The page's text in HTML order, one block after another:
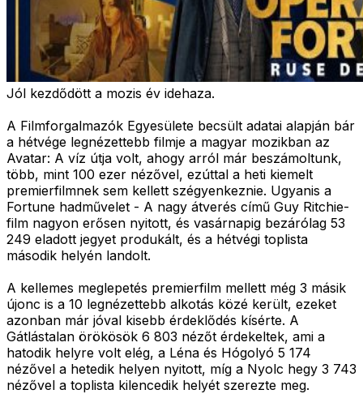
Jól kezdődött a mozis év idehaza.
A Filmforgalmazók Egyesülete becsült adatai alapján bár
a hétvége legnézettebb filmje a magyar mozikban az
Avatar: A víz útja volt, ahogy arról már beszámoltunk,
több, mint 100 ezer nézővel, ezúttal a heti kiemelt
premierfilmnek sem kellett szégyenkeznie. Ugyanis a
Fortune hadművelet - A nagy átverés című Guy Ritchie-
film nagyon erősen nyitott, és vasárnapig bezárólag 53
249 eladott jegyet produkált, és a hétvégi toplista
második helyén landolt.
A kellemes meglepetés premierfilm mellett még 3 másik
újonc is a 10 legnézettebb alkotás közé került, ezeket
azonban már jóval kisebb érdeklődés kísérte. A
Gátlástalan örökösök 6 803 nézőt érdekeltek, ami a
hatodik helyre volt elég, a Léna és Hógolyó 5 174
nézővel a hetedik helyen nyitott, míg a Nyolc hegy 3 743
nézővel a toplista kilencedik helyét szerezte meg.